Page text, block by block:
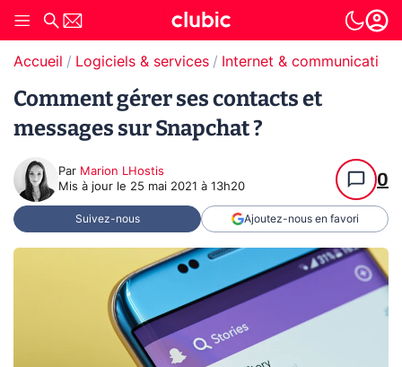
Accueil Logiciels & services Internet & communication
Comment gérer ses contacts et
messages sur Snapchat ?
Par Marion LHostis
Mis à jour le 25 mai 2021 à 13h20 0
Suivez-nous Ajoutez-nous en favori